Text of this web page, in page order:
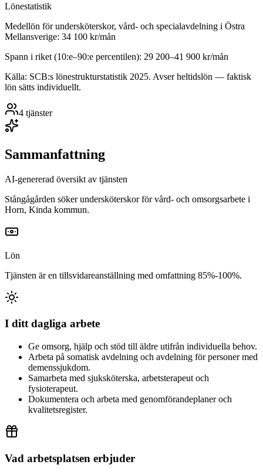
Lönestatistik
Medellön förundersköterskor, vård- och specialavdelning i Östra
Mellansverige: 34 100 kr/mån
Spann i riket (10:e–90:e percentilen): 29 200–41 900 kr/mån
Källa: SCB:s lönestrukturstatistik 2025. Avser heltidslön — faktisk
lön sätts individuellt.
4 tjänster
Sammanfattning
AI-genererad översikt av tjänsten
Stångågården söker undersköterskor för vård- och omsorgsarbete i
Horn, Kinda kommun.
Lön
Tjänsten är en tillsvidareanställning med omfattning 85%-100%.
I ditt dagliga arbete
Ge omsorg, hjälp och stöd till äldre utifrån individuella behov.
Arbeta på somatisk avdelning och avdelning för personer med
demenssjukdom.
Samarbeta med sjuksköterska, arbetsterapeut och
fysioterapeut.
Dokumentera och arbeta med genomförandeplaner och
kvalitetsregister.
Vad arbetsplatsen erbjuder